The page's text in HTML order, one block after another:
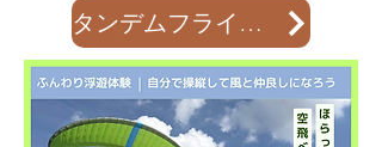
タンデムフライトご予約はこちら